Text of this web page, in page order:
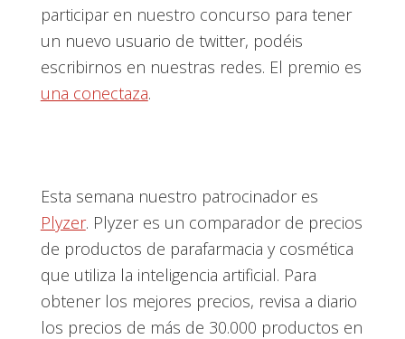
participar en nuestro concurso para tener
un nuevo usuario de twitter, podéis
escribirnos en nuestras redes. El premio es
una conectaza.
Esta semana nuestro patrocinador es
Plyzer. Plyzer es un comparador de precios
de productos de parafarmacia y cosmética
que utiliza la inteligencia artificial. Para
obtener los mejores precios, revisa a diario
los precios de más de 30.000 productos en